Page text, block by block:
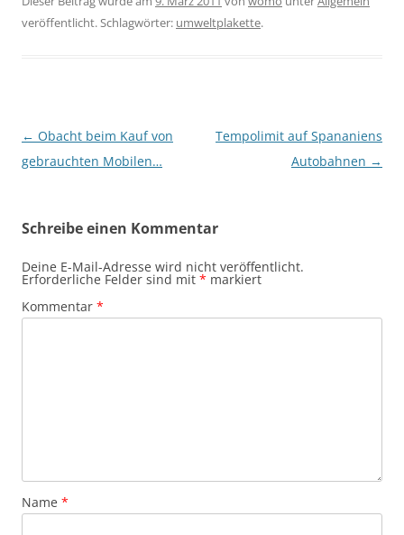
veröffentlicht. Schlagwörter: umweltplakette.
Beitragsnavigation
← Obacht beim Kauf von
gebrauchten Mobilen…
Tempolimit auf Spananiens
Autobahnen →
Schreibe einen Kommentar
Deine E-Mail-Adresse wird nicht veröffentlicht.
Erforderliche Felder sind mit * markiert
Kommentar *
Name *